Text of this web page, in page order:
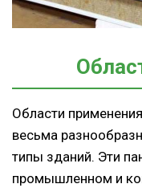
Области
весьма
типы зданий. Эти
промышленном и